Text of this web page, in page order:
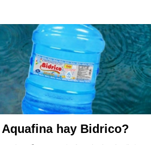
hay Bidrico?